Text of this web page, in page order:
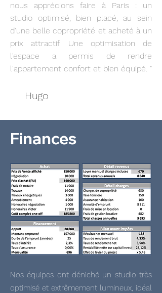
nous apprécions faire à Paris : un
studio optimisé, bien placé, au sein
d'une belle copropriété et acheté à un
prix attractif. Une optimisation de
l'espace a permis de rendre
l'appartement confort et bien équipé. "
Hugo
Finances
Nos équipes ont déniché un studio très
optimisé et extrêmement lumineux, idéal